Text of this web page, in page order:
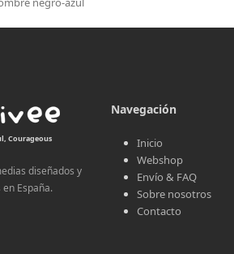
Courageous
diseñados y
España.
Navegación
Inicio
Webshop
Envío & FAQ
Sobre nosotros
Contacto